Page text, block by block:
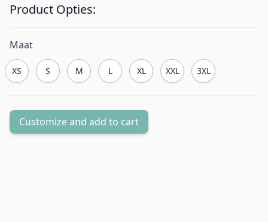
Product Opties:
Maat
XS S M L XL XXL 3XL
Customize and add to cart